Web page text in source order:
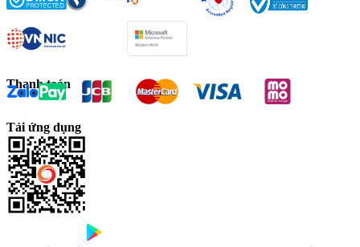
Thanh toán
Tải ứng dụng